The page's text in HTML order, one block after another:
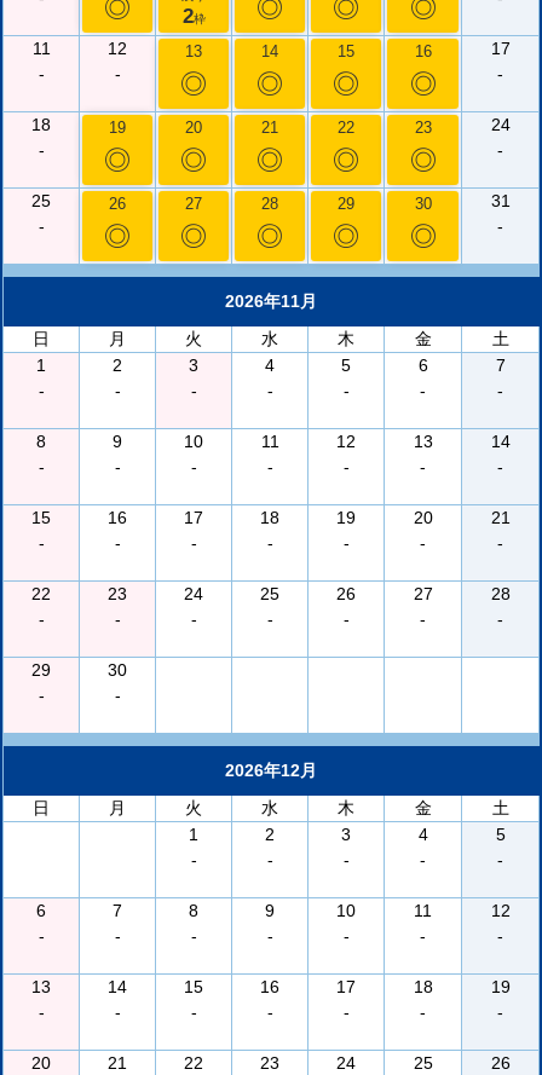
◎ 2枠 ◎ ◎ ◎
11
-
12
-
13
◎
14
◎
15
◎
16
◎
17
-
18
-
19
◎
20
◎
21
◎
22
◎
23
◎
24
-
25
-
26
◎
27
◎
28
◎
29
◎
30
◎
31
-
2026年11月
日
月 火 水 木 金
土
1
-
2
-
3
-
4
-
5
-
6
-
7
-
8
-
9
-
10
-
11
-
12
-
13
-
14
-
15
-
16
-
17
-
18
-
19
-
20
-
21
-
22
-
23
-
24
-
25
-
26
-
27
-
28
-
29
-
30
-
2026年12月
日
月 火 水 木 金
土
1
-
2
-
3
-
4
-
5
-
6
-
7
-
8
-
9
-
10
-
11
-
12
-
13
-
14
-
15
-
16
-
17
-
18
-
19
-
20
21
22
23
24
25
26